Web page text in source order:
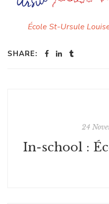
École St-Ursule
SHARE:
24